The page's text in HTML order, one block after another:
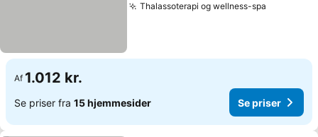
Thalassoterapi og wellness-spa
Af 1.012 kr.
Se priser fra 15 hjemmesider Se priser